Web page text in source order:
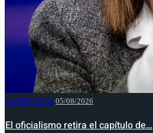
NACIONALES 05/08/2026
El oficialismo retira el capítulo de…